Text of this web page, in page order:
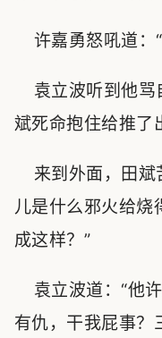
许嘉勇怒吼道：
袁立波听到他骂
斌死命抱住给推了
来到外面，田斌
儿是什么邪火给烧
成这样？”
袁立波道：“他
有仇，干我屁事？